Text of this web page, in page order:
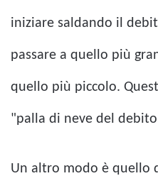
iniziare saldando il
passare a quello più
quello più piccolo.
"palla di neve del
Un altro modo è quello